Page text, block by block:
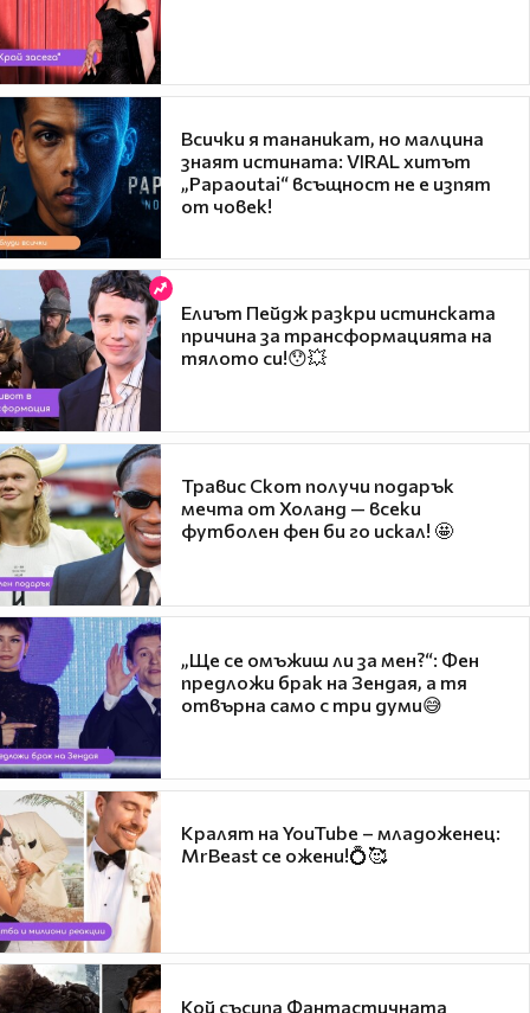
Всички я тананикат, но малцина
знаят истината: VIRAL хитът
„Papaoutai“ всъщност не е изпят
от човек!
Елиът Пейдж разкри истинската
причина за трансформацията на
тялото си!😯💥
Травис Скот получи подарък
мечта от Холанд — всеки
футболен фен би го искал! 🤩
„Ще се омъжиш ли за мен?“: Фен
предложи брак на Зендая, а тя
отвърна само с три думи😅
Кралят на YouTube – младоженец:
MrBeast се ожени!💍🥰
Кой съсипа Фантастичната